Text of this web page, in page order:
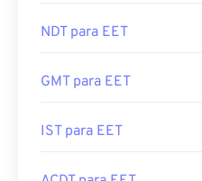
NDT para EET
GMT para EET
IST para EET